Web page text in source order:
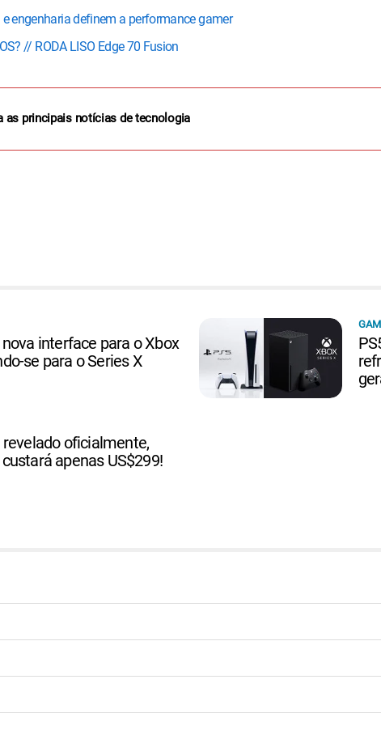
engenharia definem a performance gamer
// RODA LISO Edge 70 Fusion
as principais notícias de tecnologia
interface para o Xbox
se para o Series X
revelado oficialmente,
apenas US$299!